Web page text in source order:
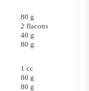
80 g
2 flacons
40 g
80 g
1 cc
80 g
80 g